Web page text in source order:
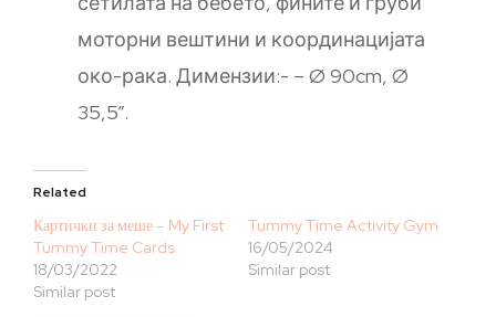
моторни вештини и координацијата
око-рака. Димензии:- – Ø 90cm, Ø
35,5”.
Related
Картички за меше – My First
Tummy Time Cards
18/03/2022
Similar post
Tummy Time Activity Gym
16/05/2024
Similar post